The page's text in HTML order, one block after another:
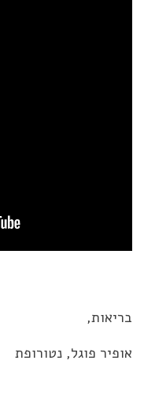
בריאות,
אופיר פוגל, נטורופת